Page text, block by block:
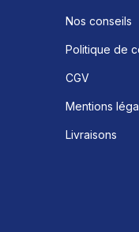
Nos conseils
Politique de
CGV
Mentions
Livraisons